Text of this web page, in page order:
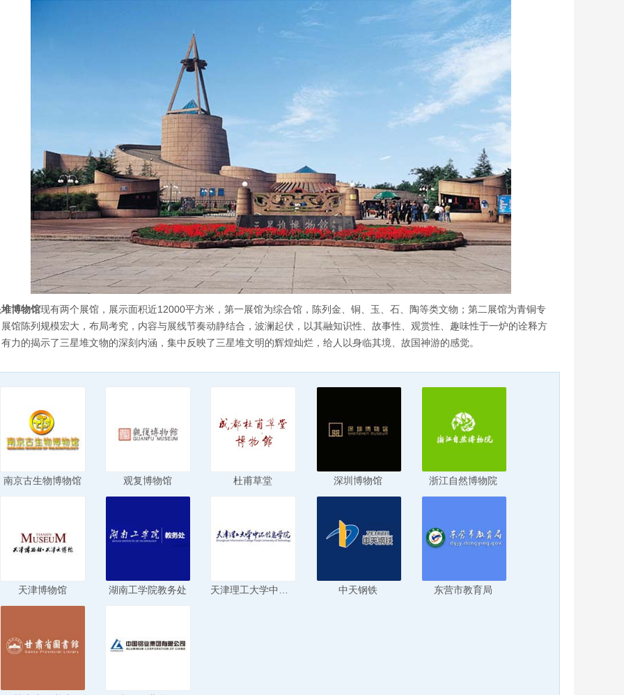
博物馆现有两个展馆，展示面积近12000平方米，第一展馆为综合馆，陈列金、铜、玉、石、陶等类文物；第二展馆为青铜专
馆陈列规模宏大，布局考究，内容与展线节奏动静结合，波澜起伏，以其融知识性、故事性、观赏性、趣味性于一炉的诠释方
力的揭示了三星堆文物的深刻内涵，集中反映了三星堆文明的辉煌灿烂，给人以身临其境、故国神游的感觉。
南京古生物博物馆 观复博物馆 杜甫草堂 深圳博物馆 浙江自然博物院
天津博物馆 湖南工学院教务处 中天钢铁 东营市教育局